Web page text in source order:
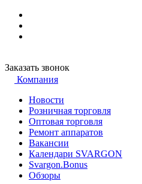
Заказать звонок
Компания
Новости
Розничная торговля
Оптовая торговля
Ремонт аппаратов
Вакансии
Календари SVARGON
Svargon.Bonus
Обзоры